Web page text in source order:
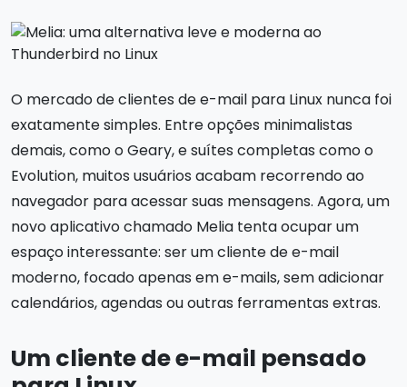
O mercado de clientes de e-mail para Linux nunca foi
exatamente simples. Entre opções minimalistas
demais, como o Geary, e suítes completas como o
Evolution, muitos usuários acabam recorrendo ao
navegador para acessar suas mensagens. Agora, um
novo aplicativo chamado Melia tenta ocupar um
espaço interessante: ser um cliente de e-mail
moderno, focado apenas em e-mails, sem adicionar
calendários, agendas ou outras ferramentas extras.
Um cliente de e-mail pensado